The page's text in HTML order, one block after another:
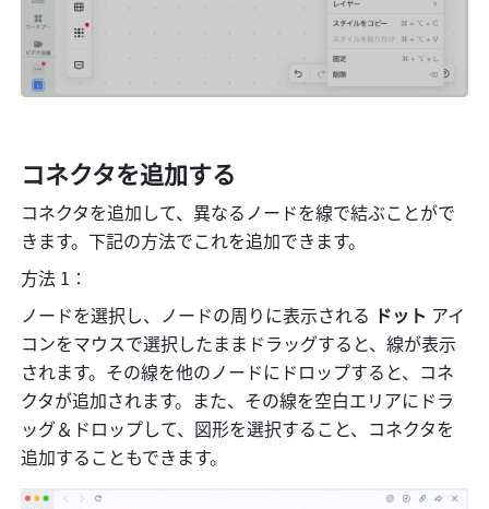
コネクタを追加する
コネクタを追加して、異なるノードを線で結ぶことがで
きます。下記の方法でこれを追加できます。
方法 1：
ノードを選択し、ノードの周りに表示される ドット アイ
コンをマウスで選択したままドラッグすると、線が表示
されます。その線を他のノードにドロップすると、コネ
クタが追加されます。また、その線を空白エリアにドラ
ッグ＆ドロップして、図形を選択すること、コネクタを
追加することもできます。